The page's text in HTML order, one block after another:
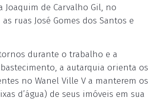
Joaquim de Carvalho Gil, no
ruas José Gomes dos Santos e
durante o trabalho e a
a autarquia orienta os
no Wanel Ville V a manterem os
d’água) de seus imóveis em sua